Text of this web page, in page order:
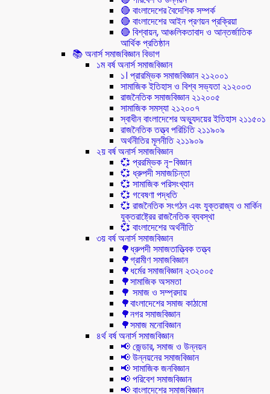
🔴 বাংলাদেশের বৈদেশিক সম্পর্ক
🔴 বাংলাদেশের আইন প্রণয়ন প্রক্রিয়া
🔴 বিশ্বায়ন, আঞ্চলিকতাবাদ ও আন্তর্জাতিক
আর্থিক প্রতিষ্ঠান
📚 অনার্স সমাজবিজ্ঞান বিভাগ
১ম বর্ষ অনার্স সমাজবিজ্ঞান
১। প্রারম্ভিক সমাজবিজ্ঞান ২১২০০১
সামাজিক ইতিহাস ও বিশ্ব সভ্যতা ২১২০০৩
রাজনৈতিক সমাজবিজ্ঞান ২১২০০৫
সামাজিক সমস্যা ২১২০০৭
স্বাধীন বাংলাদেশের অভ্যুদয়ের ইতিহাস ২১১৫০১
রাজনৈতিক তত্ত্ব পরিচিতি ২১১৯০৯
অর্থনীতির মূলনীতি ২১১৯০৯
২য় বর্ষ অনার্স সমাজবিজ্ঞান
💞 প্ররম্ভিক নৃ-বিজ্ঞান
💞 ধ্রুপদী সমাজচিন্তা
💞 সামাজিক পরিসংখ্যান
💞 গবেষণা পদ্ধতি
💞 রাজনৈতিক সংগঠন এবং যুক্তরাজ্য ও মার্কিন
যুক্তরাষ্ট্রের রাজনৈতিক ব্যবস্থা
💞 বাংলাদেশের অর্থনীতি
৩য় বর্ষ অনার্স সমাজবিজ্ঞান
🌳ধ্রুপদী সমাজতাত্ত্বিক তত্ত্ব
🌳গ্রামীণ সমাজবিজ্ঞান
🌳ধর্মের সমাজবিজ্ঞান ২৩২০০৫
🌳সামাজিক অসমতা
🌳 সমাজ ও সম্প্রদায়
🌳বাংলাদেশের সমাজ কাঠামো
🌳নগর সমাজবিজ্ঞান
🌳সমাজ মনোবিজ্ঞান
৪র্থ বর্ষ অনার্স সমাজবিজ্ঞান
📢 জেন্ডার, সমাজ ও উন্নয়ন
📢 উন্নয়নের সমাজবিজ্ঞান
📢 সামাজিক জনবিজ্ঞান
📢 পরিবেশ সমাজবিজ্ঞান
📢 বাংলাদেশের সমাজবিজ্ঞান